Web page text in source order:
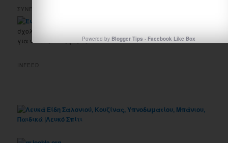
Powered byBlogger Tips -Facebook Like Box
ΣΥΝΕΡΓΑΣΙΕΣ ΜΕ ΦΙΛΙΚΑ SITE
σχολείο Σωματικά Αναπήρων παιδιών Ιωαννίνων. Κάντε κλικ
για να το επισκεφτείτε!
INFEED